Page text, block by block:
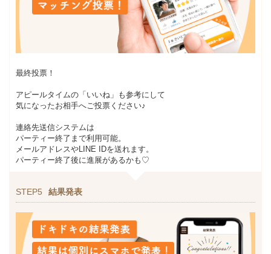
最終投票！
アピールタイムの「いいね」も参考にして
気になったお相手へご投票ください♪
連絡先送信システムは
パーティー終了まで利用可能。
メールアドレスやLINE IDを送れます。
パーティー終了後に進展があるかも♡
STEP5 結果発表